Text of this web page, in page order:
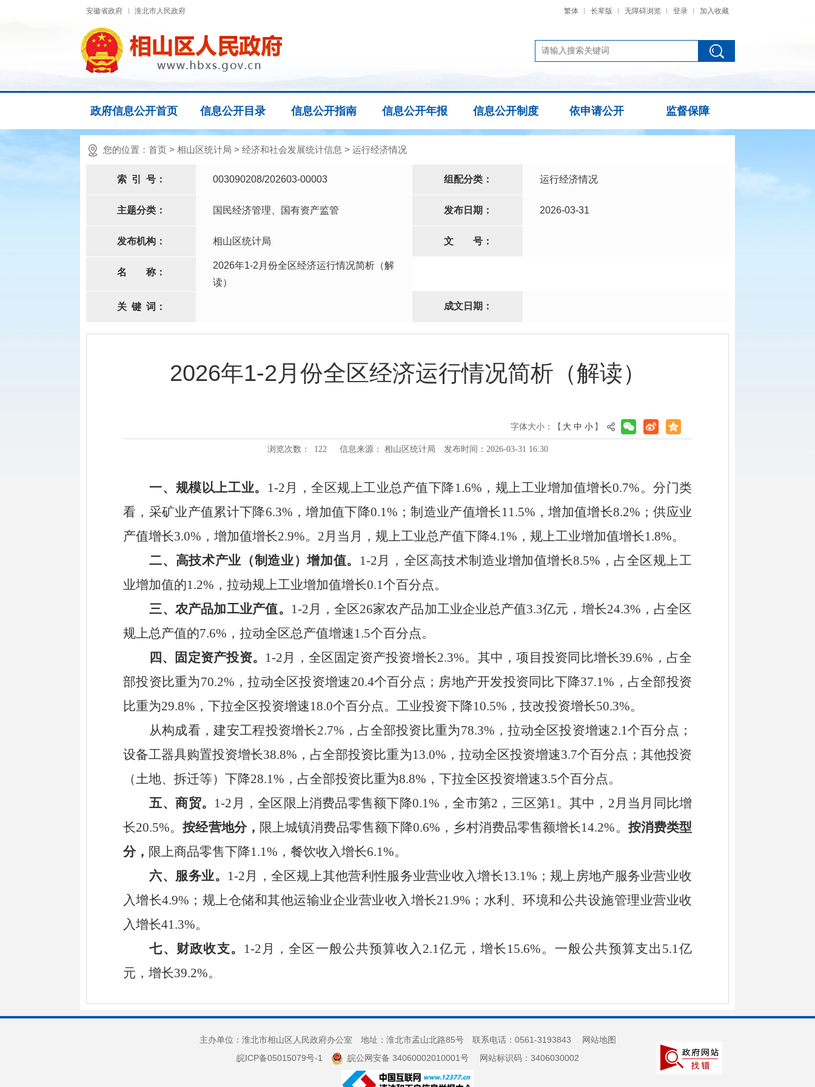
安徽省政府 淮北市人民政府 繁体 长辈版 无障碍浏览 登录 加入收藏
政府信息公开首页 信息公开目录 信息公开指南 信息公开年报 信息公开制度 依申请公开 监督保障
您的位置： 首页 > 相山区统计局 > 经济和社会发展统计信息 > 运行经济情况
索 引 号： 003090208/202603-00003 组配分类： 运行经济情况
主题分类： 国民经济管理、国有资产监管 发布日期： 2026-03-31
发布机构： 相山区统计局 文 号：
名 称：
2026年1-2月份全区经济运行情况简析（解
读）
关 键 词： 成文日期：
2026年1-2月份全区经济运行情况简析（解读）
字体大小：【 大 中 小 】
浏览次数： 122 信息来源： 相山区统计局 发布时间：2026-03-31 16:30
一、 规模以上工业。 1-2月，全区规上工业总产值下降1.6% ，规上工业增加值增长0.7%。分门类
看，采矿业产值累计下降6.3% ，增加值下降0.1% ；制造业产值增长 11.5% ，增加值增长8.2% ；供应业
产值增长3.0% ，增加值增长2.9%。 2月当月，规上工业总产值下降4.1% ，规上工业增加值增长1.8%。
二、 高技术产业（制造业）增加值。 1-2月，全区高技术制造业增加值增长8.5% ，占全区规上工
业增加值的1.2% ，拉动规上工业增加值增长0.1个百分点。
三、 农产品加工业产值。 1-2月，全区26家农产品加工业企业总产值3.3亿元，增长24.3% ，占全区
规上总产值的7.6% ，拉动全区总产值增速1.5个百分点。
四、
固定资产投资。 1-2月，全区固定资产投资增长2.3%。其中，项目投资同比增长39.6% ，占全
部投资比重为70.2% ，拉动全区投资增速20.4个百分点；房地产开发投资同比下降37.1% ，占全部投资
比重为29.8% ，下拉全区投资增速18.0个百分点。 工业投资下降10.5% ，技改投资增长50.3%。
从构成看，建安工程投资增长2.7% ，占全部投资比重为78.3% ，拉动全区投资增速2.1个百分点 ；
设备工器具购置投资增长38.8% ，占全部投资比重为13.0% ， 拉动全区投资增速3.7个百分点 ；其他投资
（土地、拆迁等）下降28.1% ，占全部投资比重为8.8% ， 下拉全区投资增速3.5个百分点。
五、商贸。 1-2 月 ，全区限上消费品零售额下降0.1% ，全市第2 ，三区第1。 其中， 2月当月同比增
长20.5%。按经营地分， 限上城镇消费品零售额下降0.6% ，乡村消费品零售额增长14.2%。 按消费类型
分， 限上商品零售下降1.1% ，餐饮收入增长6.1%。
六、 服务业。 1-2月 ，全区规上其他营利性服务业营业收入增长13.1% ； 规上房地产服务业营业收
入增长4.9% ；规上仓储和其他运输业企业营业收入增长21.9% ； 水利、环境和公共设施管理业营业收
入增长41.3%。
七、 财政收支。 1-2 月 ，全区一般公共预算收入 2.1亿元， 增长 15.6%。一般公共预算支出 5.1亿
元， 增长39.2%。
主办单位：淮北市相山区人民政府办公室 地址：淮北市孟山北路85号 联系电话：0561-3193843
网站地图
皖ICP备05015079号-1
皖公网安备 34060002010001号网站标识码：3406030002